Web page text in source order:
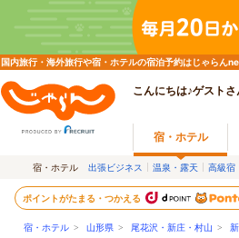
国内旅行・海外旅行や宿・ホテルの宿泊予約はじゃらん
こんにちは♪ゲストさ
宿・ホテル
宿・ホテル 出張ビジネス 温泉・露天 高級宿
ポイントがたまる・つかえる
宿・ホテル > 山形県 > 尾花沢・新庄・村山 >